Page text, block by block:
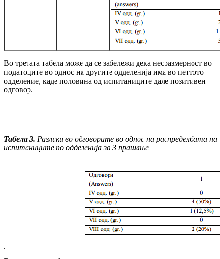
Во третата табела може да се забележи дека несразмерност во
податоците во однос на другите одделенија има во петтото
одделение, каде половина од испитаниците дале позитивен
одговор.
Табела 3. Разлики во одговорите во однос на распределбата на
испитаниците по одделенија за 3 прашање